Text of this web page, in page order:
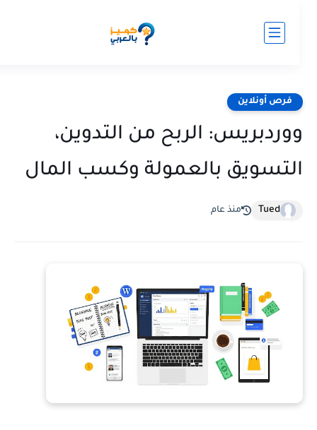
فرص أونلاين
الربح من التدوين،
بالعمولة وكسب المال
Tued منذ عام